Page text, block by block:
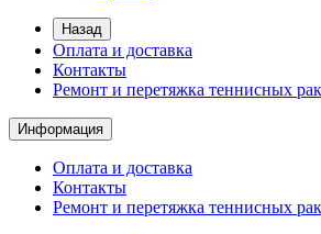
Назад
Оплата и доставка
Контакты
Ремонт и перетяжка теннисных
Информация
Оплата и доставка
Контакты
Ремонт и перетяжка теннисных